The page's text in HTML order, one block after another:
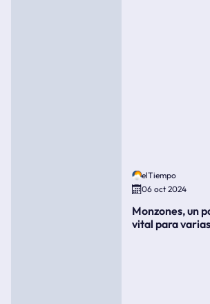
elTiempo
06 oct 2024
Monzones, un
vital para